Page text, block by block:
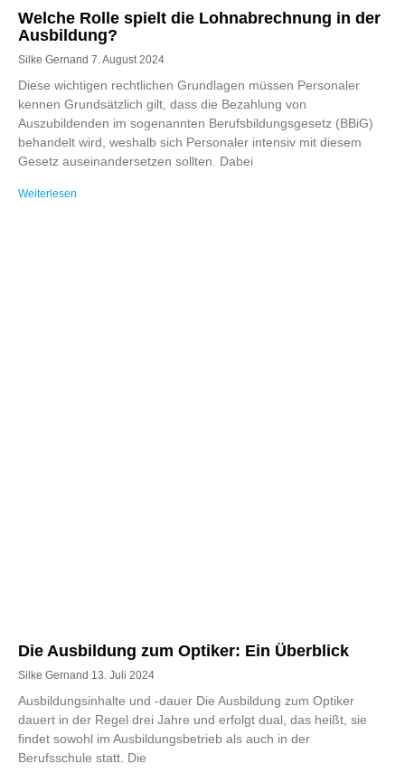
Welche Rolle spielt die Lohnabrechnung in der
Ausbildung?
Silke Gernand 7. August 2024
Diese wichtigen rechtlichen Grundlagen müssen Personaler
kennen Grundsätzlich gilt, dass die Bezahlung von
Auszubildenden im sogenannten Berufsbildungsgesetz (BBiG)
behandelt wird, weshalb sich Personaler intensiv mit diesem
Gesetz auseinandersetzen sollten. Dabei
Weiterlesen
Die Ausbildung zum Optiker: Ein Überblick
Silke Gernand 13. Juli 2024
Ausbildungsinhalte und -dauer Die Ausbildung zum Optiker
dauert in der Regel drei Jahre und erfolgt dual, das heißt, sie
findet sowohl im Ausbildungsbetrieb als auch in der
Berufsschule statt. Die